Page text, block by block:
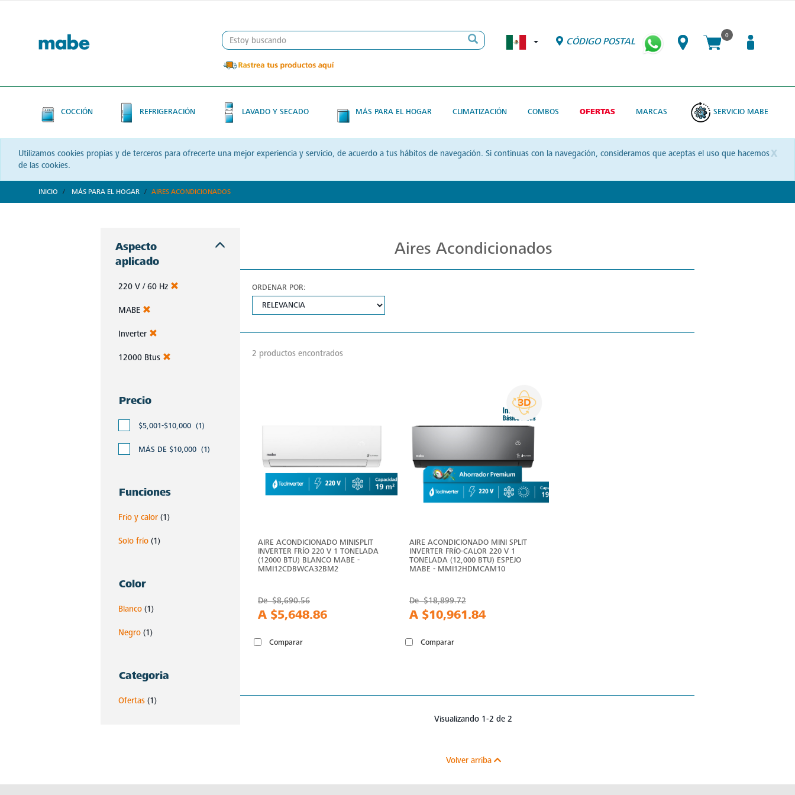
CÓDIGO POSTAL
0
COCCIÓN REFRIGERACIÓN LAVADO Y SECADO MÁS PARA EL HOGAR CLIMATIZACIÓN COMBOS OFERTAS MARCAS SERVICIO MABE
x
Utilizamos cookies propias y de terceros para ofrecerte una mejor experiencia y servicio, de acuerdo a tus hábitos de navegación. Si continuas con la navegación, consideramos que aceptas el uso que hacemos
de las cookies.
INICIO MÁS PARA EL HOGAR AIRES ACONDICIONADOS
Aspecto
aplicado
220 V / 60 Hz
MABE
Inverter
12000 Btus
Precio
$5,001-$10,000 (1)
MÁS DE $10,000 (1)
Funciones
Frío y calor (1)
Solo frío (1)
Color
Blanco (1)
Negro (1)
Categoria
Ofertas (1)
Aires Acondicionados
ORDENAR POR:
2 productos encontrados
AIRE ACONDICIONADO MINISPLIT
INVERTER FRÍO 220 V 1 TONELADA
(12000 BTU) BLANCO MABE -
MMI12CDBWCA32BM2
De$8,690.56
A $5,648.86
Comparar
AIRE ACONDICIONADO MINI SPLIT
INVERTER FRÍO-CALOR 220 V 1
TONELADA (12,000 BTU) ESPEJO
MABE - MMI12HDMCAM10
De$18,899.72
A $10,961.84
Comparar
Visualizando 1-2 de 2
Volver arriba